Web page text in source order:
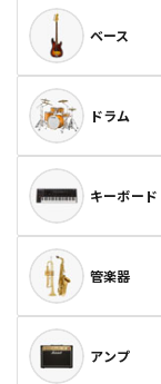
ベース
ドラム
キーボード
管楽器
アンプ